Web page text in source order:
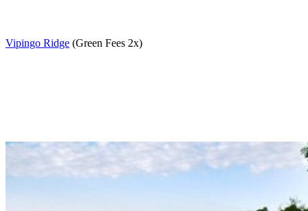
Vipingo Ridge (Green Fees 2x)